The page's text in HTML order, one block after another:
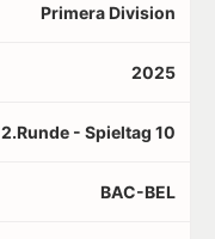
Primera Division
2025
2.Runde - Spieltag 10
BAC-BEL